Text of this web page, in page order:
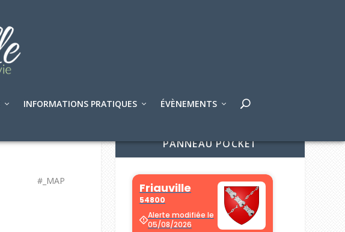
INFORMATIONS PRATIQUES ÉVÈNEMENTS
#_MAP
PANNEAU POCKET